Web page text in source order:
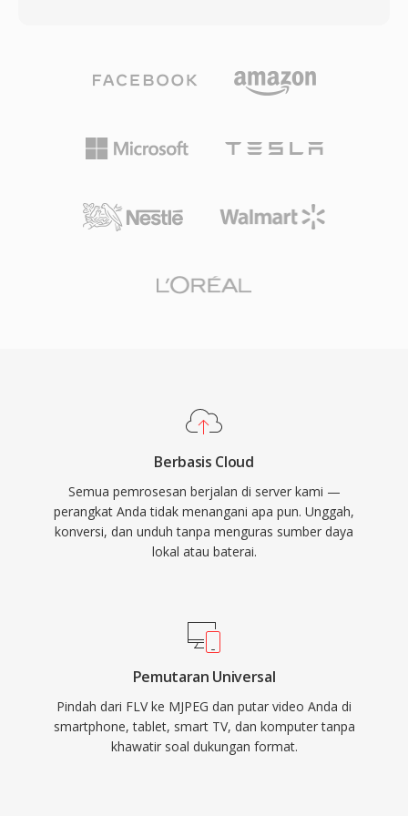
cepat dan unduhan progresif yang efisien.
Kontainer ini mendukung metadata tertanam
seperti navigasi bab dan event berjangka
pengalaman niche yang tidak andal menjadi
medium arus utama, membentuk ulang
secara fundamental. Meskipun video HTML5
tahun 1992, bersamaan dengan penetapan
luas sebagai salah satu metode praktis paling
awal untuk mengompresi video digital. Sifat
beberapa manfaat praktis: setiap frame dapat
sangat cocok untuk pengeditan video dan
industri, di mana integritas frame individual dan
daripada kebutuhan bandwidth yang lebih tinggi
dibandingkan codec interframe modern.
Format ini mencapai rasio kompresi tipikal 10:1
hingga 20:1 sambil mempertahankan kualitas
temporal untuk kualitas setara. Stream MJPEG
dapat dikirimkan melalui HTTP, menjadikannya
mudah diimplementasikan dalam aplikasi
pemantauan berbasis web, dan kesederhanaan
codec memastikan decoding yang andal
bahkan pada perangkat keras embedded
Berbasis Cloud
Semua pemrosesan berjalan di server kami —
perangkat Anda tidak menangani apa pun. Unggah,
konversi, dan unduh tanpa menguras sumber daya
lokal atau baterai.
Pemutaran Universal
Pindah dari FLV ke MJPEG dan putar video Anda di
smartphone, tablet, smart TV, dan komputer tanpa
khawatir soal dukungan format.